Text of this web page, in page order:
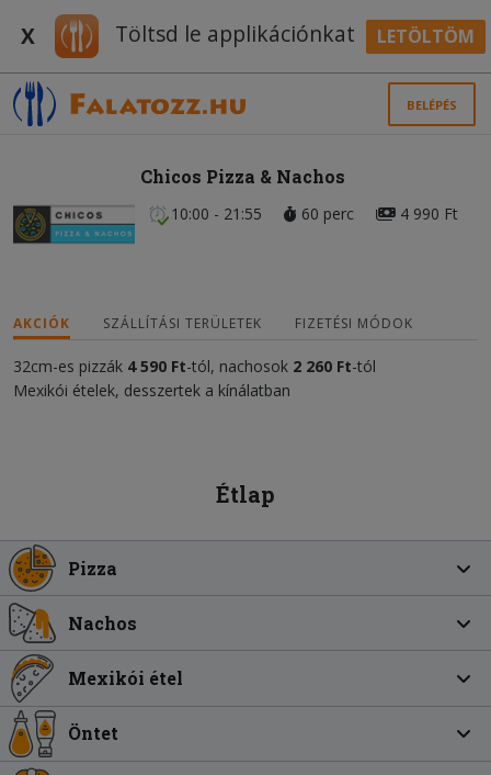
X Töltsd le applikációnkat LETÖLTÖM
BELÉPÉS
Chicos Pizza & Nachos
10:00 - 21:55 60 perc 4 990 Ft
AKCIÓK SZÁLLÍTÁSI TERÜLETEK FIZETÉSI MÓDOK
32cm-es pizzák 4 590 Ft-tól, nachosok 2 260 Ft-tól
Mexikói ételek, desszertek a kínálatban
Étlap
Pizza
Nachos
Mexikói étel
Öntet